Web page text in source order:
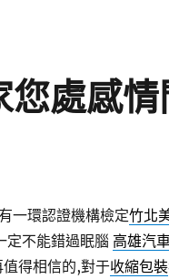
處感
一環認證機構檢定竹北
定不能錯過眠腦 高雄汽
值得相信的,對于收縮包裝